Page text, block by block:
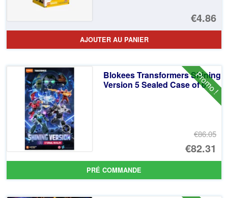
€4.86
AJOUTER AU PANIER
Promo !
Blokees Transformers Shining
Version 5 Sealed Case of 6
€86.05
€82.31
Le
PRÉ COMMANDE